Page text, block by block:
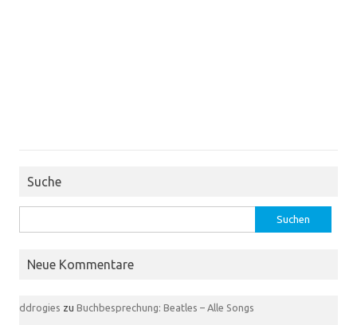
Suche
nach:
Neue Kommentare
ddrogies zu Buchbesprechung: Beatles – Alle Songs